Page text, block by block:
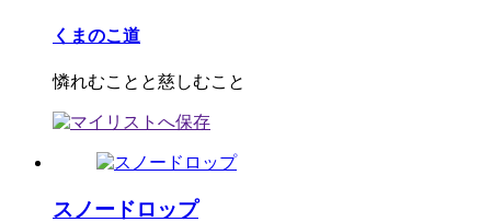
くまのこ道
憐れむことと慈しむこと
スノードロップ